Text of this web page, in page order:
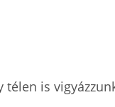
télen is